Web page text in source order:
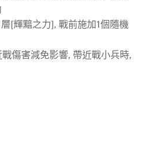
[輝黯之力], 戰前施加1個隨機
傷害減免影響, 帶近戰小兵時,